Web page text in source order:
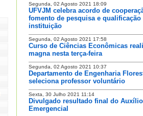
Segunda, 02 Agosto 2021 18:09
UFVJM celebra acordo de
fomento de pesquisa e qualificação
instituição
Segunda, 02 Agosto 2021 17:58
Curso de Ciências Econômicas
magna nesta terça-feira
Segunda, 02 Agosto 2021 10:37
Departamento de Engenharia
seleciona professor voluntário
Sexta, 30 Julho 2021 11:14
Divulgado resultado final do
Emergencial